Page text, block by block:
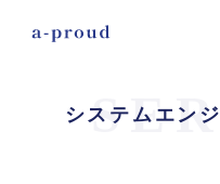
システムエン